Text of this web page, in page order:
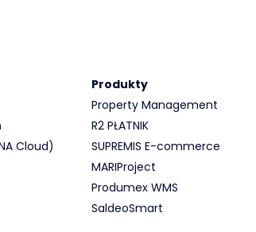
Cloud)
Produkty
Property Management
R2 PŁATNIK
SUPREMIS E-commerce
MARIProject
Produmex WMS
SaldeoSmart